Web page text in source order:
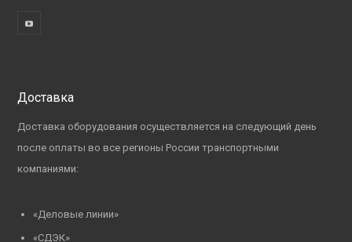
Доставка
Доставка оборудования осуществляется на следующий день
после оплаты во все регионы России транспортными
компаниями:
«Деловые линии»
«СДЭК»